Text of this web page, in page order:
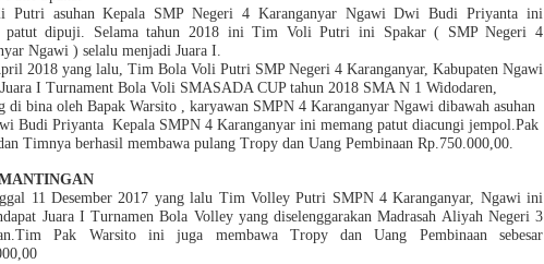
Putri asuhan Kepala SMP Negeri 4 Karanganyar Ngawi Dwi Budi Priyanta ini
patut dipuji. Selama tahun 2018 ini Tim Voli Putri ini Spakar ( SMP Negeri 4
Ngawi ) selalu menjadi Juara I.
2018 yang lalu, Tim Bola Voli Putri SMP Negeri 4 Karanganyar, Kabupaten Ngawi
I Turnament Bola Voli SMASADA CUP tahun 2018 SMA N 1 Widodaren,
di bina oleh Bapak Warsito , karyawan SMPN 4 Karanganyar Ngawi dibawah asuhan
Budi Priyanta Kepala SMPN 4 Karanganyar ini memang patut diacungi jempol.Pak
Timnya berhasil membawa pulang Tropy dan Uang Pembinaan Rp.750.000,00.
11 Desember 2017 yang lalu Tim Volley Putri SMPN 4 Karanganyar, Ngawi ini
Juara I Turnamen Bola Volley yang diselenggarakan Madrasah Aliyah Negeri 3
Pak Warsito ini juga membawa Tropy dan Uang Pembinaan sebesar